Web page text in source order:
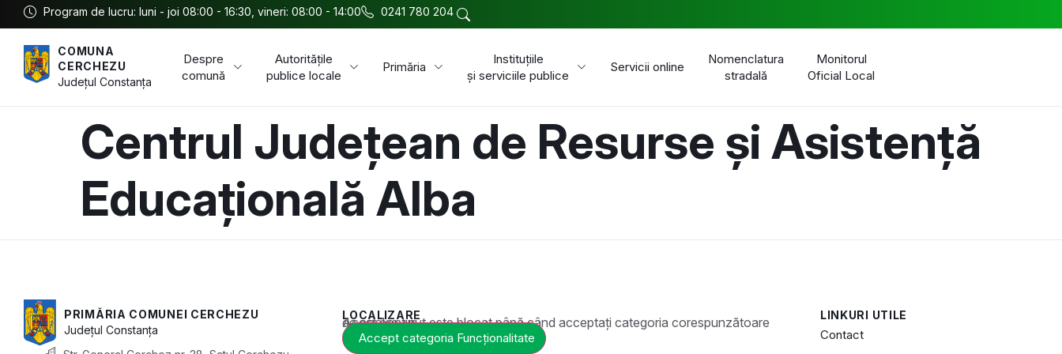
Program de lucru: luni - joi 08:00 - 16:30, vineri: 08:00 - 14:00 0241 780 204
COMUNA
CERCHEZU
JudețulConstanța
Despre
comună
Autoritățile
publice locale
Primăria
Instituțiile
și serviciile publice
Servicii online
Nomenclatura
stradală
Monitorul
Oficial Local
Centrul Județean de Resurse și Asistență
Educațională Alba
PRIMĂRIA COMUNEI CERCHEZU
JudețulConstanța
LOCALIZARE
Acest conținut este blocat până când acceptați categoria corespunzătoare de cookie-uri.
Accept categoria Funcționalitate
LINKURI UTILE
Contact